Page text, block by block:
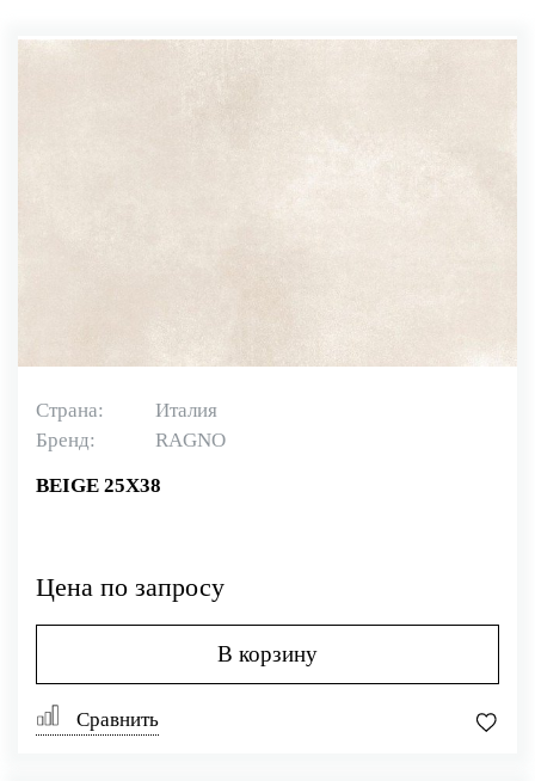
Страна:
Италия
Бренд:
RAGNO
BEIGE 25X38
Цена по запросу
В корзину
Сравнить